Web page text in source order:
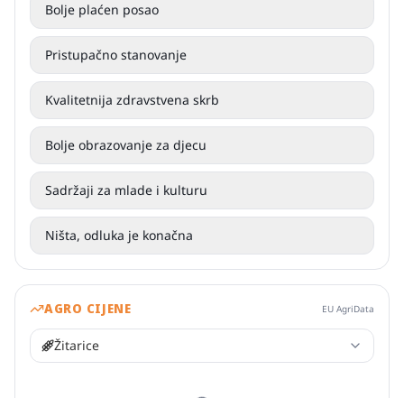
Bolje plaćen posao
Pristupačno stanovanje
Kvalitetnija zdravstvena skrb
Bolje obrazovanje za djecu
Sadržaji za mlade i kulturu
Ništa, odluka je konačna
AGRO CIJENE EU AgriData
Žitarice